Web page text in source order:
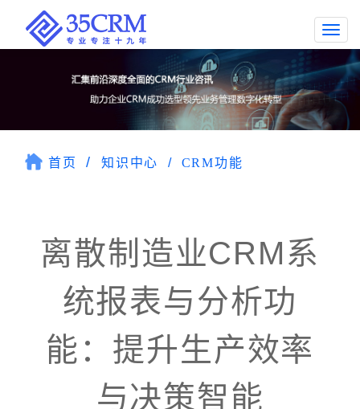
首页 知识中心 CRM功能
离散制造业CRM系
统报表与分析功
能：提升生产效率
与决策智能